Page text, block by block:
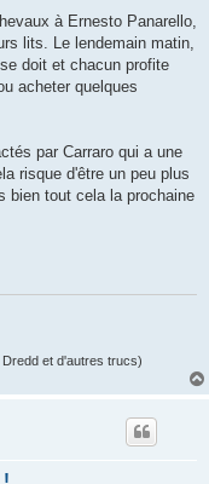
à Ernesto Panarello,
lits. Le lendemain matin,
doit et chacun profite
acheter quelques
par Carraro qui a une
risque d'être un peu plus
bien tout cela la prochaine
et d'autres trucs)